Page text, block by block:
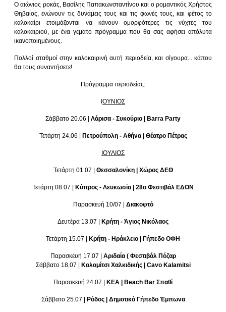
Ο αιώνιος ροκάς, Βασίλης Παπακωνσταντίνου και ο ρομαντικός Χρήστος
Θηβαίος, ενώνουν τις δυνάμεις τους και τις φωνές τους, και φέτος το
καλοκαίρι ετοιμάζονται να κάνουν ομορφότερες τις νύχτες του
καλοκαιριού, με ένα γεμάτο πρόγραμμα που θα σας αφήσει απόλυτα
ικανοποιημένους.
Πολλοί σταθμοί στην καλοκαιρινή αυτή περιοδεία, και σίγουρα... κάπου
θα τους συναντήσετε!
Πρόγραμμα περιοδείας:
ΙΟΥΝΙΟΣ
Σάββατο 20.06 | Λάρισα - Συκούριο | Barra Party
Τετάρτη 24.06 | Πετρούπολη - Αθήνα | Θέατρο Πέτρας
ΙΟΥΛΙΟΣ
Τετάρτη 01.07 | Θεσσαλονίκη | Χώρος ΔΕΘ
Τετάρτη 08.07 | Κύπρος - Λευκωσία | 28ο Φεστιβάλ ΕΔΟΝ
Παρασκευή 10/07 | Διακοφτό
Δευτέρα 13.07 | Κρήτη - Άγιος Νικόλαος
Τετάρτη 15.07 | Κρήτη - Ηράκλειο | Γήπεδο ΟΦΗ
Παρασκευή 17.07 | Αριδαία ( Φεστιβάλ Πόζαρ
Σάββατο 18.07 | Καλαμίτσι Χαλκιδικής | Cavo Kalamitsi
Παρασκευή 24.07 | ΚΕΑ | Beach Bar Σπαθί
Σάββατο 25.07 | Ρόδος | Δημοτικό Γήπεδο Έμπωνα